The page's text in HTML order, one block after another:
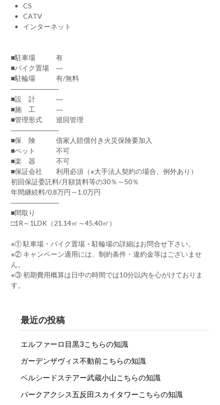
CS
CATV
インターネット
■駐車場 有
■バイク置場 ―
■駐輪場 有/無料
―――――――
■設 計 ―
■施 工 ―
■管理形式 巡回管理
―――――――
■保 険 借家人賠償付き火災保険要加入
■ペット 不可
■楽 器 不可
■保証会社 利用必須（※大手法人契約の場合、例外あり）
初回保証委託料/月額賃料等の30％～50％
年間継続料/0.8万円～1.0万円
―――――――
■間取り
□1R～1LDK（21.14㎡～45.40㎡）
※① 駐車場・バイク置場・駐輪場の詳細はお問合せ下さい。
※② キャンペーン適用には、制約条件・違約金等はございませ
ん。
※③ 初期費用概算は日中の時間では10分以内を心がけておりま
す。
最近の投稿
エルファーロ目黒3こちらの知識
ガーデンザヴィス不動前こちらの知識
ベルシードステアー武蔵小山こちらの知識
パークアクシス五反田スカイタワーこちらの知識